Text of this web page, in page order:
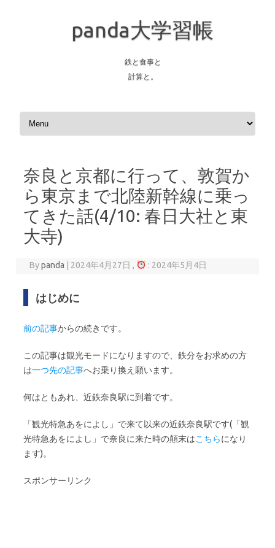
panda大学習帳
鉄と食事と
計算と。
Skip to content
奈良と京都に行って、敦賀か
ら東京まで北陸新幹線に乗っ
てきた話(4/10: 春日大社と東
大寺)
Bypanda 2024年4月27日 , : 2024年5月4日
はじめに
前の記事からの続きです。
この記事は観光モードになりますので、鉄分をお求めの方
は一つ先の記事へお乗り換え願います。
何はともあれ、近鉄奈良駅に到着です。
「観光特急あをによし」で来て以来の近鉄奈良駅です(「観
光特急あをによし」で奈良に来た時の顛末はこちらになり
ます)。
スポンサーリンク